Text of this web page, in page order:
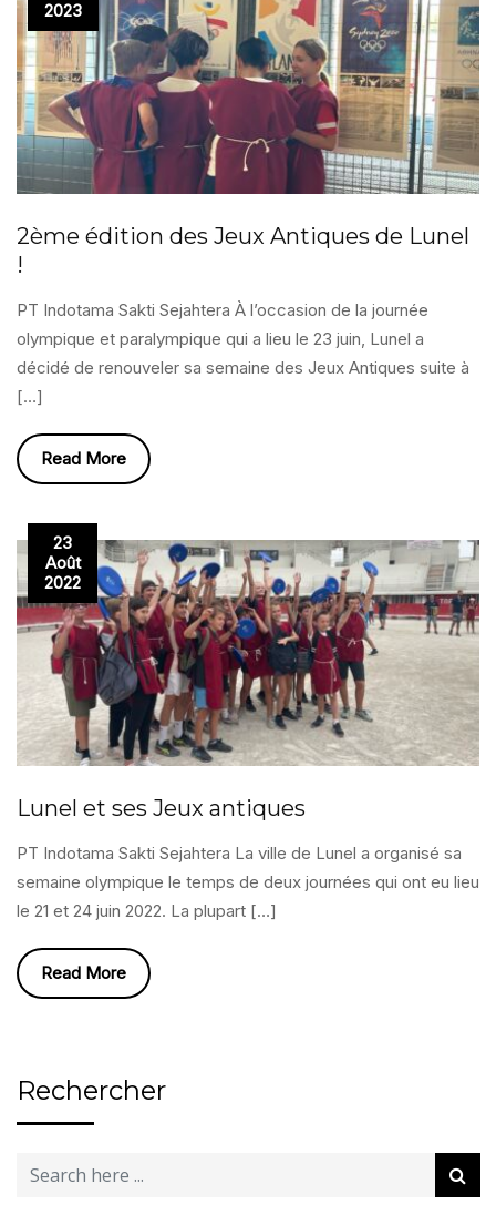
2023
2ème édition des Jeux Antiques de Lunel
!
PT Indotama Sakti Sejahtera À l’occasion de la journée
olympique et paralympique qui a lieu le 23 juin, Lunel a
décidé de renouveler sa semaine des Jeux Antiques suite à
[…]
Read More
23
Août
2022
Lunel et ses Jeux antiques
PT Indotama Sakti Sejahtera La ville de Lunel a organisé sa
semaine olympique le temps de deux journées qui ont eu lieu
le 21 et 24 juin 2022. La plupart […]
Read More
Rechercher